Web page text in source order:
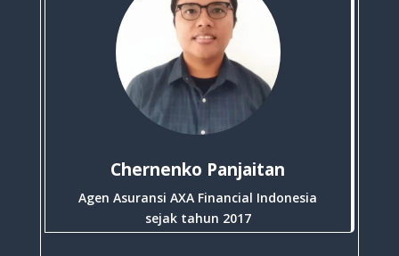
Chernenko Panjaitan
Agen Asuransi AXA Financial Indonesia
sejak tahun 2017